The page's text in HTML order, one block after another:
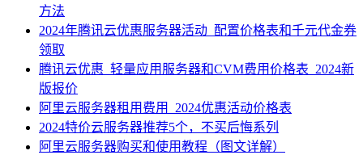
方法
2024年腾讯云优惠服务器活动_配置价格表和千元代金券
领取
腾讯云优惠_轻量应用服务器和CVM费用价格表_2024新
版报价
阿里云服务器租用费用_2024优惠活动价格表
2024特价云服务器推荐5个，不买后悔系列
阿里云服务器购买和使用教程（图文详解）